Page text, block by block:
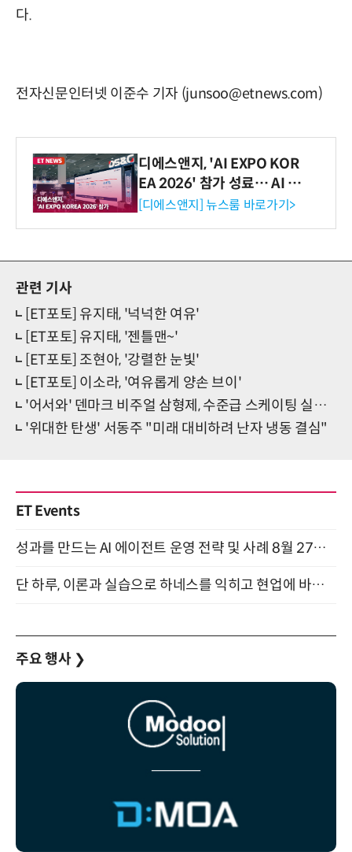
다.
전자신문인터넷 이준수 기자 (junsoo@etnews.com)
디에스앤지, 'AI EXPO KOR
EA 2026' 참가 성료… AI 전
생애주기 아우르는 통합 솔루
[디에스앤지] 뉴스룸 바로가기>
관련 기사
[ET포토] 유지태, '넉넉한 여유'
[ET포토] 유지태, '젠틀맨~'
[ET포토] 조현아, '강렬한 눈빛'
[ET포토] 이소라, '여유롭게 양손 브이'
'어서와' 덴마크 비주얼 삼형제, 수준급 스케이팅 실력 공개
'위대한 탄생' 서동주 "미래 대비하려 난자 냉동 결심"
ET Events
성과를 만드는 AI 에이전트 운영 전략 및 사례 8월 27일 개최
단 하루, 이론과 실습으로 하네스를 익히고 현업에 바로 쓰는 핸즈온 워크숍 (8/20)
주요 행사 ❯